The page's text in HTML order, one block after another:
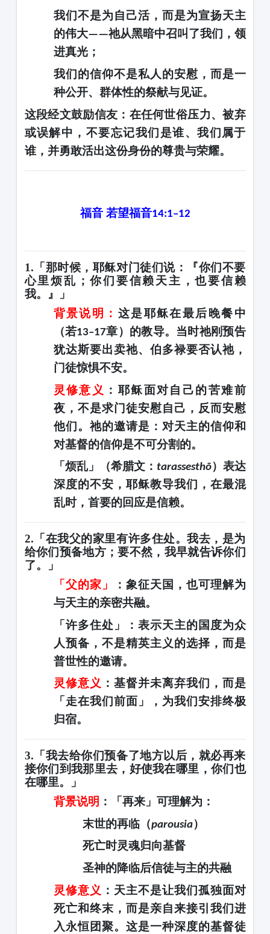
我们不是为自己活，而是为宣扬天主
的伟大——祂从黑暗中召叫了我们，领
进真光；
我们的信仰不是私人的安慰，而是一
种公开、群体性的祭献与见证。
这段经文鼓励信友：在任何世俗压力、被弃
或误解中，不要忘记我们是谁、我们属于
谁，并勇敢活出这份身份的尊贵与荣耀。
福音 若望福音14:1–12
1.「那时候，耶稣对门徒们说：『你们不要
心里烦乱；你们要信赖天主，也要信赖
我。』」
背景说明
： 这是耶稣在最后晚餐中
（若13–17章）的教导。当时祂刚预告
犹达斯要出卖祂、伯多禄要否认祂，
门徒惊惧不安。
灵修意义 ：耶稣面对自己的苦难前
夜，不是求门徒安慰自己，反而安慰
他们。祂的邀请是： 对天主的信仰和
对基督的信仰是不可分割的。
「烦乱」（希腊文： tarassesthō）表达
深度的不安，耶稣教导我们，在最混
乱时，首要的回应是信赖。
2.「在我父的家里有许多住处。我去，是为
给你们预备地方；要不然，我早就告诉你们
了。」
「父的家」
：象征天国 ，也可理解为
与天主的亲密共融。
「许多住处」
：表示天主的国度为众
人预备， 不是精英主义的选择，而是
普世性的邀请。
灵修意义 ：基督并未离弃我们，而是
「走在我们前面」，为我们安排终极
归宿。
3.「我去给你们预备了地方以后，就必再来
接你们到我那里去，好使我在哪里，你们也
在哪里。」
背景说明 ：「再来」可理解为：
末世的再临（parousia）
死亡时灵魂归向基督
圣神的降临后信徒与主的共融
灵修意义 ：天主不是让我们孤独面对
死亡和终末，而是亲自来接引我们进
入永恒团聚。这是一种深度的基督徒